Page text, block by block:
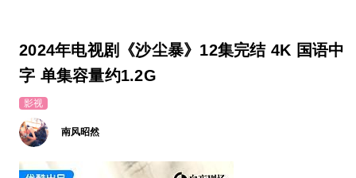
2024年电视剧《沙尘暴》12集完结 4K 国语中
字 单集容量约1.2G
影视
南风昭然